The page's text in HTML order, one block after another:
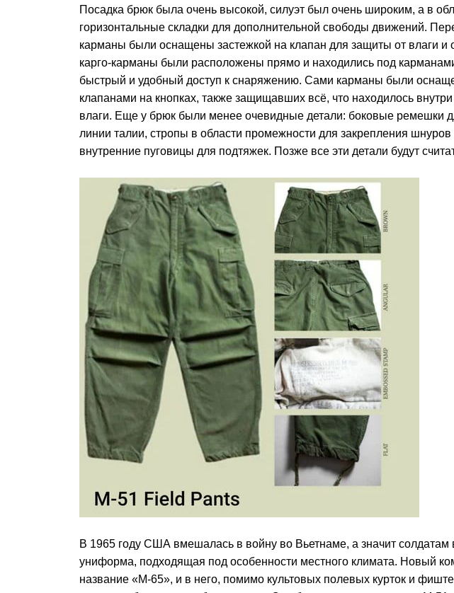
Посадка брюк была очень высокой, силуэт был очень широким, а в
горизонтальные складки для дополнительной свободы движений.
карманы были оснащены застежкой на клапан для защиты от влаги и
карго-карманы были расположены прямо и находились под
быстрый и удобный доступ к снаряжению. Сами карманы были
клапанами на кнопках, также защищавших всё, что находилось внутри
влаги. Еще у брюк были менее очевидные детали: боковые ремешки
линии талии, стропы в области промежности для закрепления
внутренние пуговицы для подтяжек. Позже все эти детали будут
В 1965 году США вмешалась в войну во Вьетнаме, а значит солдатам
униформа, подходящая под особенности местного климата. Новый
название «M-65», и в него, помимо культовых полевых курток и